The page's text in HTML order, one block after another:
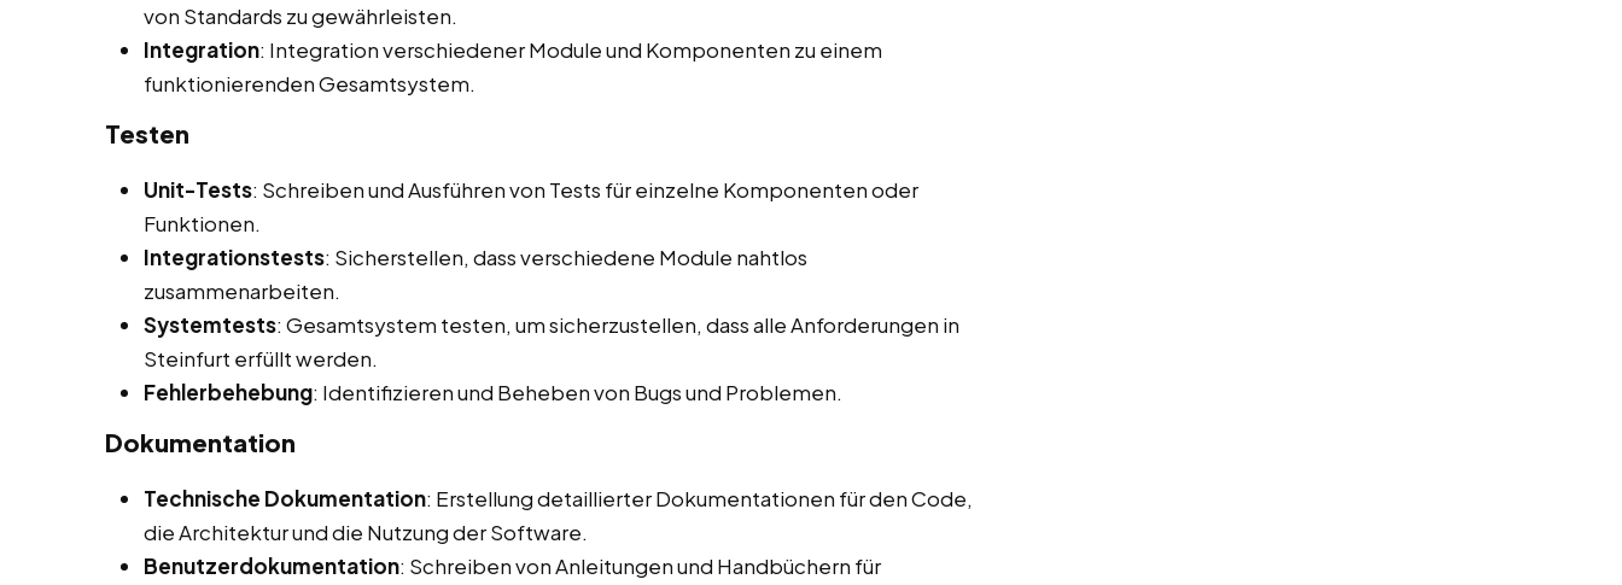
von Standards zu gewährleisten.
Integration: Integration verschiedener Module und Komponenten zu einem
funktionierenden Gesamtsystem.
Testen
Unit-Tests: Schreiben und Ausführen von Tests für einzelne Komponenten oder
Funktionen.
Integrationstests: Sicherstellen, dass verschiedene Module nahtlos
zusammenarbeiten.
Systemtests: Gesamtsystem testen, um sicherzustellen, dass alle Anforderungen in
Steinfurt erfüllt werden.
Fehlerbehebung: Identifizieren und Beheben von Bugs und Problemen.
Dokumentation
Technische Dokumentation: Erstellung detaillierter Dokumentationen für den Code,
die Architektur und die Nutzung der Software.
Benutzerdokumentation: Schreiben von Anleitungen und Handbüchern für